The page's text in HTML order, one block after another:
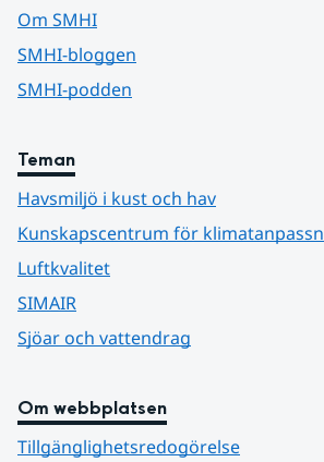
Om SMHI
SMHI-bloggen
SMHI-podden
Teman
Havsmiljö i kust och hav
Kunskapscentrum för
Luftkvalitet
SIMAIR
Sjöar och vattendrag
Om webbplatsen
Tillgänglighetsredogörelse